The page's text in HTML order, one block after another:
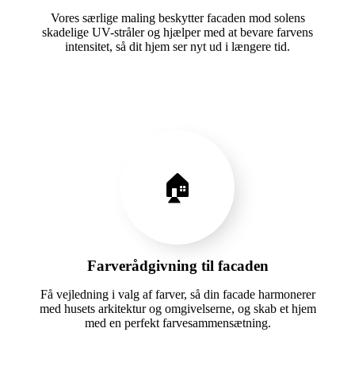
Vores særlige maling beskytter facaden mod solens
skadelige UV-stråler og hjælper med at bevare farvens
intensitet, så dit hjem ser nyt ud i længere tid.
🏠
Farverådgivning til facaden
Få vejledning i valg af farver, så din facade harmonerer
med husets arkitektur og omgivelserne, og skab et hjem
med en perfekt farvesammensætning.